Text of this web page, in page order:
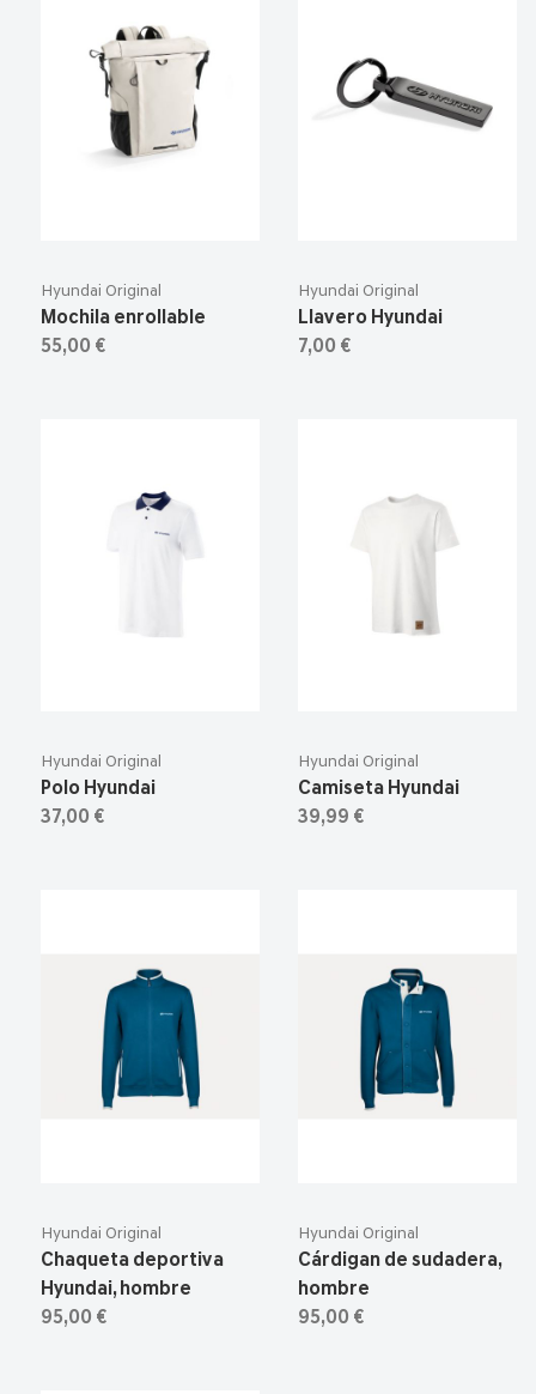
Hyundai Original
Mochila enrollable
55,00 €
Hyundai Original
Llavero Hyundai
7,00 €
Hyundai Original
Polo Hyundai
37,00 €
Hyundai Original
Camiseta Hyundai
39,99 €
Hyundai Original
Chaqueta deportiva
Hyundai, hombre
95,00 €
Hyundai Original
Cárdigan de sudadera,
hombre
95,00 €